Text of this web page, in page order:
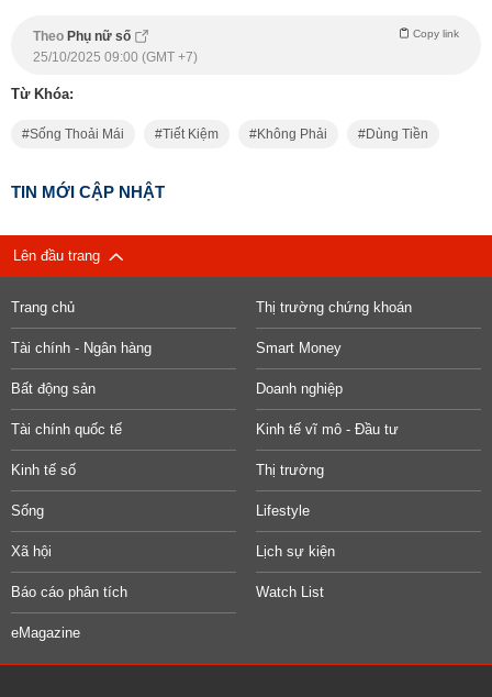
Theo Phụ nữ số Copy link
25/10/2025 09:00 (GMT +7)
Từ Khóa:
Sống Thoải Mái Tiết Kiệm Không Phải Dùng Tiền
TIN MỚI CẬP NHẬT
Lên đầu trang
Trang chủ Thị trường chứng khoán
Tài chính - Ngân hàng Smart Money
Bất động sản Doanh nghiệp
Tài chính quốc tế Kinh tế vĩ mô - Đầu tư
Kinh tế số Thị trường
Sống Lifestyle
Xã hội Lịch sự kiện
Báo cáo phân tích Watch List
eMagazine